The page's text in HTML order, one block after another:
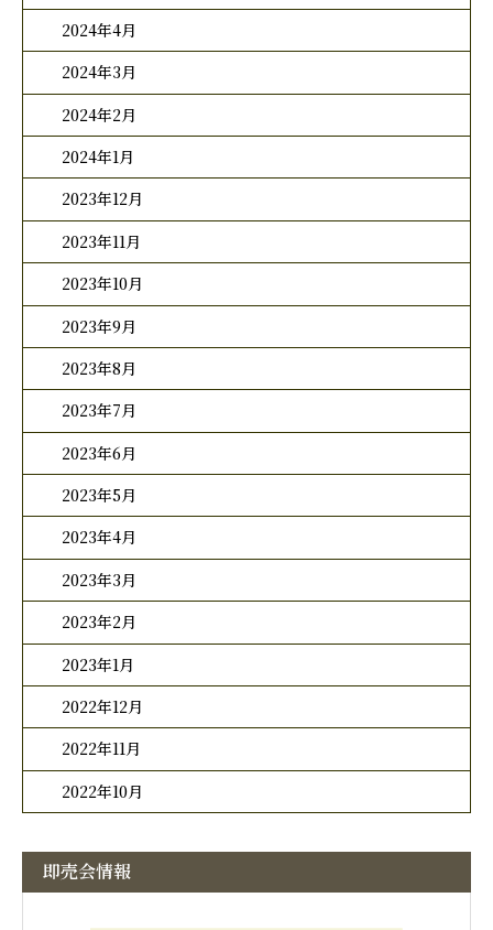
2024年4月
2024年3月
2024年2月
2024年1月
2023年12月
2023年11月
2023年10月
2023年9月
2023年8月
2023年7月
2023年6月
2023年5月
2023年4月
2023年3月
2023年2月
2023年1月
2022年12月
2022年11月
2022年10月
即売会情報